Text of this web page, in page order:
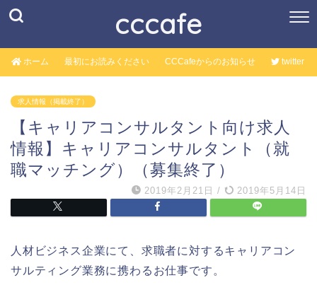
cccafe
ホーム 最初にお読みください CCCafeからのお知らせ twitter
求人情報（掲載終了）
【キャリアコンサルタント向け求人
情報】キャリアコンサルタント（就
職マッチング）（募集終了）
2019年2月21日 / 2019年5月14日
人材ビジネス企業にて、求職者に対するキャリアコン
サルティング業務に携わるお仕事です。